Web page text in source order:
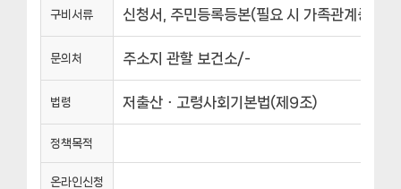
구비서류 신청서, 주민등록등본(필요 시 가족관계증명
문의처 주소지 관할 보건소/-
법령 저출산ㆍ고령사회기본법(제9조)
정책목적
온라인신청